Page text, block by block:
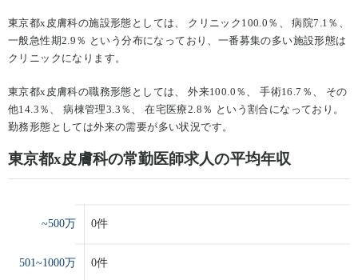
東京都x皮膚科の施設形態としては、 クリニック100.0％、 病院7.1％、
一般急性期2.9％ という分布になっており、一番募集の多い施設形態は
クリニックになります。
東京都x皮膚科の職務形態としては、 外来100.0％、 手術16.7％、 その
他14.3％、 病棟管理3.3％、 在宅医療2.8％ という割合になっており。
勤務形態としては外来の需要が多い状況です。
東京都x皮膚科の常勤医師求人の平均年収